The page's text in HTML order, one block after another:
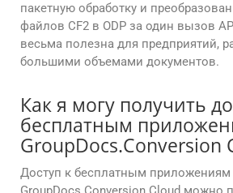
пакетную обработку и
файлов CF2 в ODP за один вызов
весьма полезна для предприятий,
большими объемами документов.
Как я могу получить
бесплатным
GroupDocs.Conversion
Доступ к бесплатным приложениям